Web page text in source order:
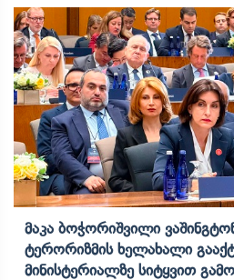
Მაკა Ბოჭორიშვილი
Ტერორიზმის Ხელახალი
Მინისტერიალზე Სიტყვით